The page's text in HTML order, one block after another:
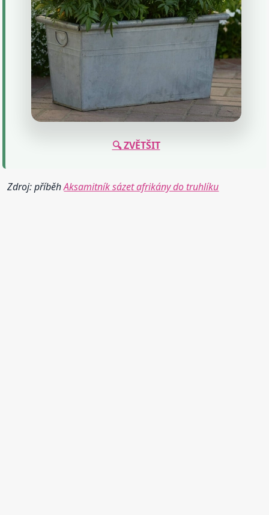
🔍 ZVĚTŠIT
Zdroj: příběhAksamitník sázet afrikány do truhlíku